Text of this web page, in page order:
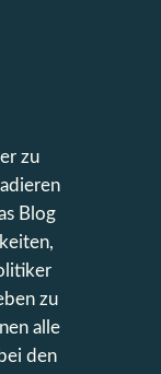
zu
Blog
zu
alle
den